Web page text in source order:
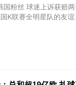
获赔两千元_尤文 北京时间2月4日，来自
K联赛全明星队的友谊...